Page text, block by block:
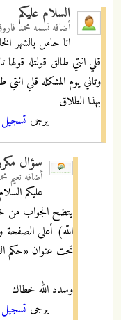
السلام عليكم
أضافهنسمه محمد
انا حامل بالشهر
قلي انتي طالق قولتله قولها
وتاني يوم المشكله قلي
بهذا الطلاق
يرجى
سؤال
أضافه نعيم
عليكم
يتضح الجواب من
اللّه) أعلى
تحت عنوان «حكم
وسدد الله خطاك
يرجى